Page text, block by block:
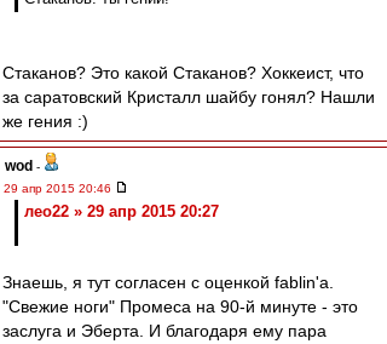
Стаканов? Это какой Стаканов? Хоккеист, что
за саратовский Кристалл шайбу гонял? Нашли
же гения :)
wod -
29 апр 2015 20:46
лео22 » 29 апр 2015 20:27
Знаешь, я тут согласен с оценкой fablin'a.
"Свежие ноги" Промеса на 90-й минуте - это
заслуга и Эберта. И благодаря ему пара